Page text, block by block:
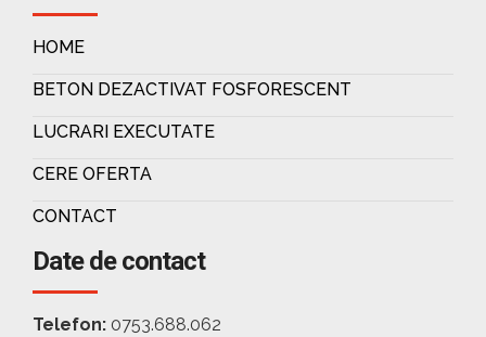
HOME
BETON DEZACTIVAT FOSFORESCENT
LUCRARI EXECUTATE
CERE OFERTA
CONTACT
Date de contact
Telefon: 0753.688.062